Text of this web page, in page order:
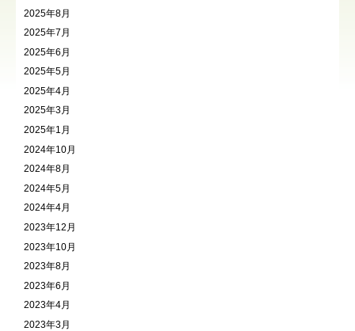
2025年8月
2025年7月
2025年6月
2025年5月
2025年4月
2025年3月
2025年1月
2024年10月
2024年8月
2024年5月
2024年4月
2023年12月
2023年10月
2023年8月
2023年6月
2023年4月
2023年3月